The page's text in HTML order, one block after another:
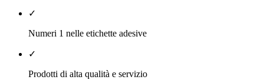
✓
Numeri 1 nelle etichette adesive
✓
Prodotti di alta qualità e servizio